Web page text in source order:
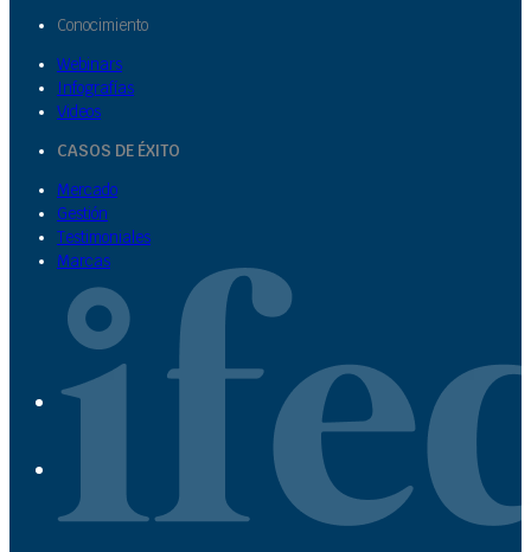
Conocimiento
Webinars
Infografías
Videos
CASOS DE ÉXITO
Mercado
Gestión
Testimoniales
Marcas